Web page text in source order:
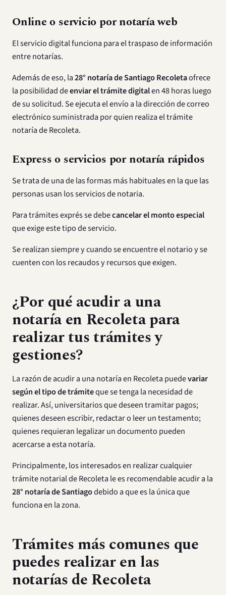
Online o servicio por notaría web
El servicio digital funciona para el traspaso de información
entre notarías.
Además de eso, la28° notaría de Santiago Recoletaofrece
la posibilidad deenviar el trámite digitalen 48 horas luego
de su solicitud. Se ejecuta el envío a la dirección de correo
electrónico suministrada por quien realiza el trámite
notaría de Recoleta.
Express o servicios por notaría rápidos
Se trata de una de las formas más habituales en la que las
personas usan los servicios de notaria.
Para trámites exprés se debecancelar el monto especial
que exige este tipo de servicio.
Se realizan siempre y cuando se encuentre el notario y se
cuenten con los recaudos y recursos que exigen.
¿Por qué acudir a una
notaría en Recoletapara
realizar tus trámites y
gestiones?
La razón de acudir a una notaría en Recoleta puedevariar
según el tipo de trámiteque se tenga la necesidad de
realizar. Así, universitarios que deseen tramitar pagos;
quienes deseen escribir, redactar o leer un testamento;
quienes requieran legalizar un documento pueden
acercarse a esta notaría.
Principalmente, los interesados en realizar cualquier
trámite notarial de Recoleta le es recomendable acudir a la
28° notaría de Santiagodebido a que es la única que
funciona en la zona.
Trámites más comunes que
puedes realizar en las
notarías de Recoleta